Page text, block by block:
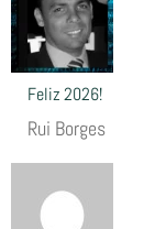
Feliz 2026!
Rui Borges